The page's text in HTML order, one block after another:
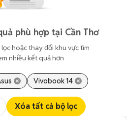
phù hợp tại Cần Thơ
hoặc thay đổi khu vực tìm
nhiều kết quả hơn
Vivobook 14
Xóa tất cả bộ lọc